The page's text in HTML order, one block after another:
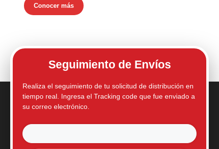
Conocer más
Seguimiento de Envíos
Realiza el seguimiento de tu solicitud de distribución en
tiempo real. Ingresa el Tracking code que fue enviado a
su correo electrónico.